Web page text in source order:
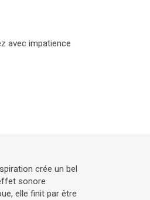
avec impatience
crée un bel
sonore
elle finit par être